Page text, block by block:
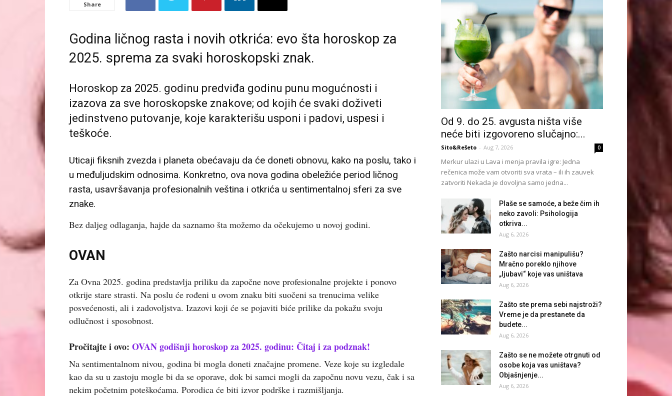
Share
Godina ličnog rasta i novih otkrića: evo šta horoskop za
2025. sprema za svaki horoskopski znak.
Horoskop za 2025. godinu predviđa godinu punu mogućnosti i
izazova za sve horoskopske znakove; od kojih će svaki doživeti
jedinstveno putovanje, koje karakterišu usponi i padovi, uspesi i
teškoće.
Uticaji fiksnih zvezda i planeta obećavaju da će doneti obnovu, kako na poslu, tako i
u međuljudskim odnosima. Konkretno, ova nova godina obeležiće period ličnog
rasta, usavršavanja profesionalnih veština i otkrića u sentimentalnoj sferi za sve
znake.
Bez daljeg odlaganja, hajde da saznamo šta možemo da očekujemo u novoj godini.
OVAN
Za Ovna 2025. godina predstavlja priliku da započne nove profesionalne projekte i ponovo
otkrije stare strasti. Na poslu će rođeni u ovom znaku biti suočeni sa trenucima velike
posvećenosti, ali i zadovoljstva. Izazovi koji će se pojaviti biće prilike da pokažu svoju
odlučnost i sposobnost.
Pročitajte i ovo: OVAN godišnji horoskop za 2025. godinu: Čitaj i za podznak!
Na sentimentalnom nivou, godina bi mogla doneti značajne promene. Veze koje su izgledale
kao da su u zastoju mogle bi da se oporave, dok bi samci mogli da započnu novu vezu, čak i sa
nekim početnim poteškoćama. Porodica će biti izvor podrške i razmišljanja.
Od 9. do 25. avgusta ništa više
neće biti izgovoreno slučajno:...
Sito&Rešeto - Aug 7, 2026 0
Merkur ulazi u Lava i menja pravila igre: Jedna
rečenica može vam otvoriti sva vrata – ili ih zauvek
zatvoriti Nekada je dovoljna samo jedna...
Plaše se samoće, a beže čim ih
neko zavoli: Psihologija
otkriva...
Aug 6, 2026
Zašto narcisi manipulišu?
Mračno poreklo njihove
„ljubavi“ koje vas uništava
Aug 6, 2026
Zašto ste prema sebi najstroži?
Vreme je da prestanete da
budete...
Aug 6, 2026
Zašto se ne možete otrgnuti od
osobe koja vas uništava?
Objašnjenje...
Aug 6, 2026